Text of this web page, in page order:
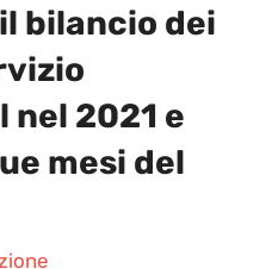
bilancio dei
2021 e
mesi del